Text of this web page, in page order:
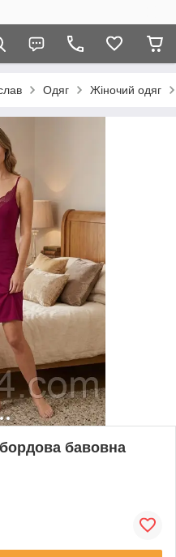
Одяг Жіночий одяг
бавовна